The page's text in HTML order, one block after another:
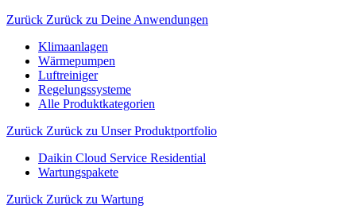
Zurück Zurück zu Deine Anwendungen
Klimaanlagen
Wärmepumpen
Luftreiniger
Regelungssysteme
Alle Produktkategorien
Zurück Zurück zu Unser Produktportfolio
Daikin Cloud Service Residential
Wartungspakete
Zurück Zurück zu Wartung